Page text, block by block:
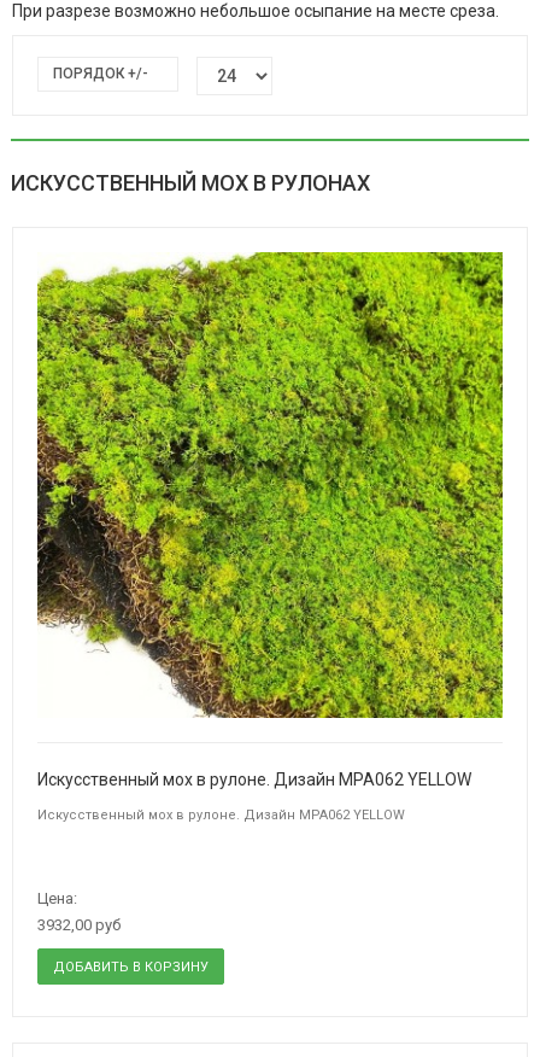
При разрезе возможно небольшое осыпание на месте среза.
ПОРЯДОК +/-
ИСКУССТВЕННЫЙ МОХ В РУЛОНАХ
Искусственный мох в рулоне. Дизайн MPA062 YELLOW
Искусственный мох в рулоне. Дизайн MPA062 YELLOW
Цена:
3932,00 руб